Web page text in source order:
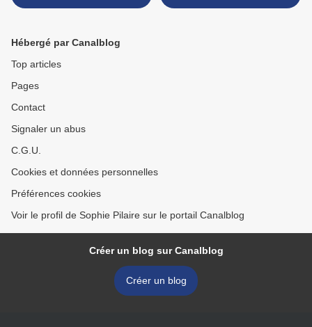
Christelle Dabos
Hébergé par Canalblog
Top articles
Pages
Contact
Signaler un abus
C.G.U.
Cookies et données personnelles
Préférences cookies
Voir le profil de Sophie Pilaire sur le portail Canalblog
Créer un blog sur Canalblog
Créer un blog